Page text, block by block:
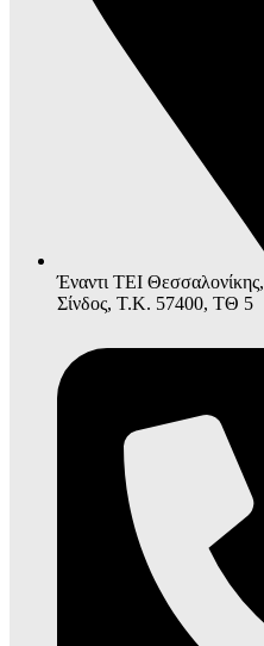
Έναντι ΤΕΙ Θεσσαλονίκης,
Σίνδος, Τ.Κ. 57400, ΤΘ 5